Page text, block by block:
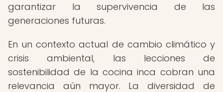
garantizar la supervivencia de las
generaciones futuras.
En un contexto actual de cambio climático y
crisis ambiental, las lecciones de
sostenibilidad de la cocina inca cobran una
relevancia aún mayor. La diversidad de